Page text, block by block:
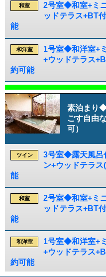
和室
2号室◆和室+ミ
ッドテラス+BT
能
和洋室
1号室◆和洋室+
+ウッドテラス
約可能
素泊まり
ごす自由
可）
ツイン
3号室◆露天風呂
ン+ウッドテラ
能
和室
2号室◆和室+ミ
ッドテラス+BT
能
和洋室
1号室◆和洋室+
+ウッドテラス
約可能